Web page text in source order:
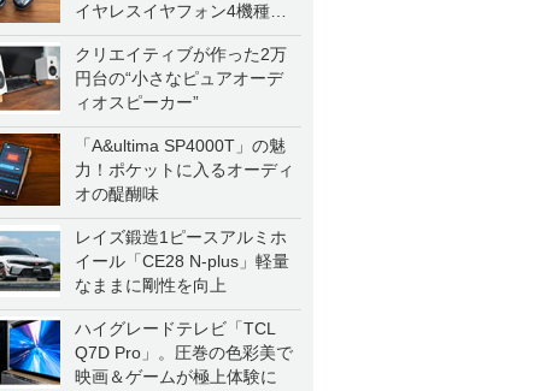
イヤレスイヤフォン4機種を
一気に聴く
クリエイティブが作った2万
円台の“小さなピュアオーデ
ィオスピーカー”
「A&ultima SP4000T」の魅
力！ポケットに入るオーディ
オの醍醐味
レイズ鍛造1ピースアルミホ
イール「CE28 N-plus」軽量
なままに剛性を向上
ハイグレードテレビ「TCL
Q7D Pro」。圧巻の色彩美で
映画＆ゲームが極上体験に